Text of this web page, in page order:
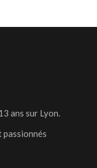
ans sur Lyon.
passionnés